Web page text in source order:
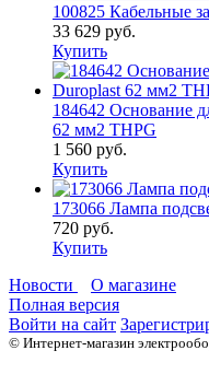
100825 Кабельные
33 629 руб.
Купить
184642 Основание
62 мм2 THPG
1 560 руб.
Купить
173066 Лампа
720 руб.
Купить
Новости
О магазине
Полная версия
Войти на сайт
© Интернет-магазин